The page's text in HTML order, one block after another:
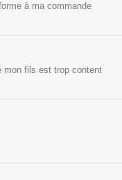
à ma commande
mon fils est trop content